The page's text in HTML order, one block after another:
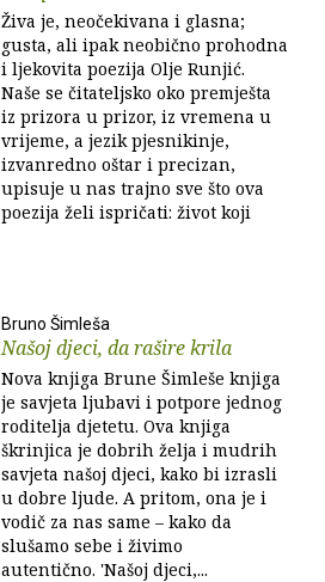
Živa je, neočekivana i glasna;
gusta, ali ipak neobično prohodna
i ljekovita poezija Olje Runjić.
Naše se čitateljsko oko premješta
iz prizora u prizor, iz vremena u
vrijeme, a jezik pjesnikinje,
izvanredno oštar i precizan,
upisuje u nas trajno sve što ova
poezija želi ispričati: život koji
Bruno Šimleša
Našoj djeci, da rašire krila
Nova knjiga Brune Šimleše knjiga
je savjeta ljubavi i potpore jednog
roditelja djetetu. Ova knjiga
škrinjica je dobrih želja i mudrih
savjeta našoj djeci, kako bi izrasli
u dobre ljude. A pritom, ona je i
vodič za nas same – kako da
slušamo sebe i živimo
autentično. 'Našoj djeci,...